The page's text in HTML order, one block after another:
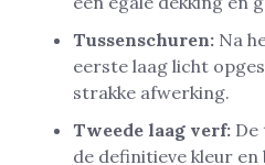
Tussenschuren: Na
eerste laag licht
strakke afwerking.
Tweede laag verf:
de definitieve kleur en